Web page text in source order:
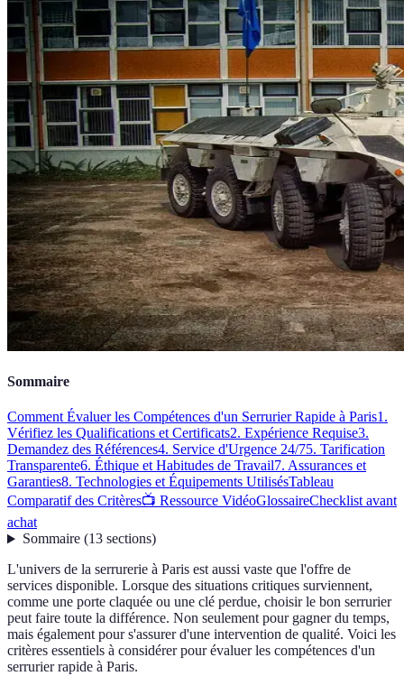
Sommaire
Comment Évaluer les Compétences d'un Serrurier Rapide à Paris1.
Vérifiez les Qualifications et Certificats2. Expérience Requise3.
Demandez des Références4. Service d'Urgence 24/75. Tarification
Transparente6. Éthique et Habitudes de Travail7. Assurances et
Garanties8. Technologies et Équipements UtilisésTableau
Comparatif des Critères📺 Ressource VidéoGlossaireChecklist avant
achat
Sommaire(13 sections)
L'univers de la serrurerie à Paris est aussi vaste que l'offre de
services disponible. Lorsque des situations critiques surviennent,
comme une porte claquée ou une clé perdue, choisir le bon serrurier
peut faire toute la différence. Non seulement pour gagner du temps,
mais également pour s'assurer d'une intervention de qualité. Voici les
critères essentiels à considérer pour évaluer les compétences d'un
serrurier rapide à Paris.